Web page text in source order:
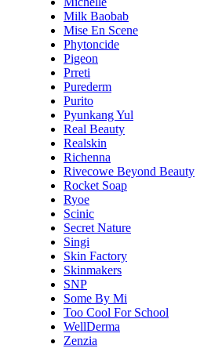
Milk Baobab
Mise En Scene
Phytoncide
Pigeon
Prreti
Purederm
Purito
Pyunkang Yul
Real Beauty
Realskin
Richenna
Rivecowe Beyond Beauty
Rocket Soap
Ryoe
Scinic
Secret Nature
Singi
Skin Factory
Skinmakers
SNP
Some By Mi
Too Cool For School
WellDerma
Zenzia